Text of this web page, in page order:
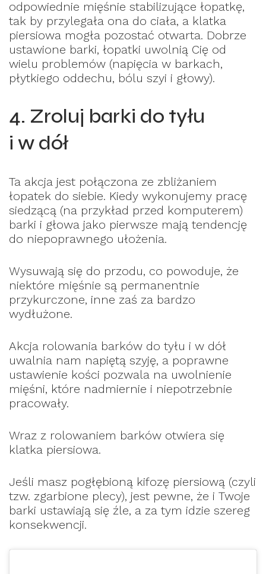
odpowiednie mięśnie stabilizujące łopatkę,
tak by przylegała ona do ciała, a klatka
piersiowa mogła pozostać otwarta. Dobrze
ustawione barki, łopatki uwolnią Cię od
wielu problemów (napięcia w barkach,
płytkiego oddechu, bólu szyi i głowy).
4. Zroluj barki do tyłu
i w dół
Ta akcja jest połączona ze zbliżaniem
łopatek do siebie. Kiedy wykonujemy pracę
siedzącą (na przykład przed komputerem)
barki i głowa jako pierwsze mają tendencję
do niepoprawnego ułożenia.
Wysuwają się do przodu, co powoduje, że
niektóre mięśnie są permanentnie
przykurczone, inne zaś za bardzo
wydłużone.
Akcja rolowania barków do tyłu i w dół
uwalnia nam napiętą szyję, a poprawne
ustawienie kości pozwala na uwolnienie
mięśni, które nadmiernie i niepotrzebnie
pracowały.
Wraz z rolowaniem barków otwiera się
klatka piersiowa.
Jeśli masz pogłębioną kifozę piersiową (czyli
tzw. zgarbione plecy), jest pewne, że i Twoje
barki ustawiają się źle, a za tym idzie szereg
konsekwencji.